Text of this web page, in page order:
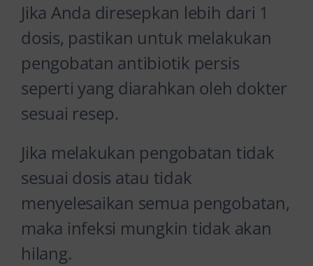
Jika Anda diresepkan lebih dari 1
dosis, pastikan untuk melakukan
pengobatan antibiotik persis
seperti yang diarahkan oleh dokter
sesuai resep.
Jika melakukan pengobatan tidak
sesuai dosis atau tidak
menyelesaikan semua pengobatan,
maka infeksi mungkin tidak akan
hilang.